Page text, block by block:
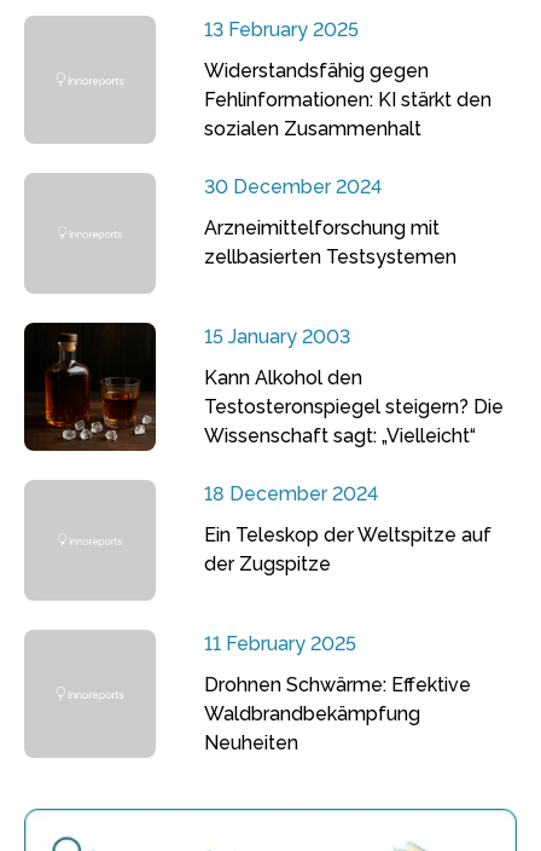
13 February 2025
Widerstandsfähig gegen
Fehlinformationen: KI stärkt den
sozialen Zusammenhalt
30 December 2024
Arzneimittelforschung mit
zellbasierten Testsystemen
15 January 2003
Kann Alkohol den
Testosteronspiegel steigern? Die
Wissenschaft sagt: „Vielleicht“
18 December 2024
Ein Teleskop der Weltspitze auf
der Zugspitze
11 February 2025
Drohnen Schwärme: Effektive
Waldbrandbekämpfung
Neuheiten